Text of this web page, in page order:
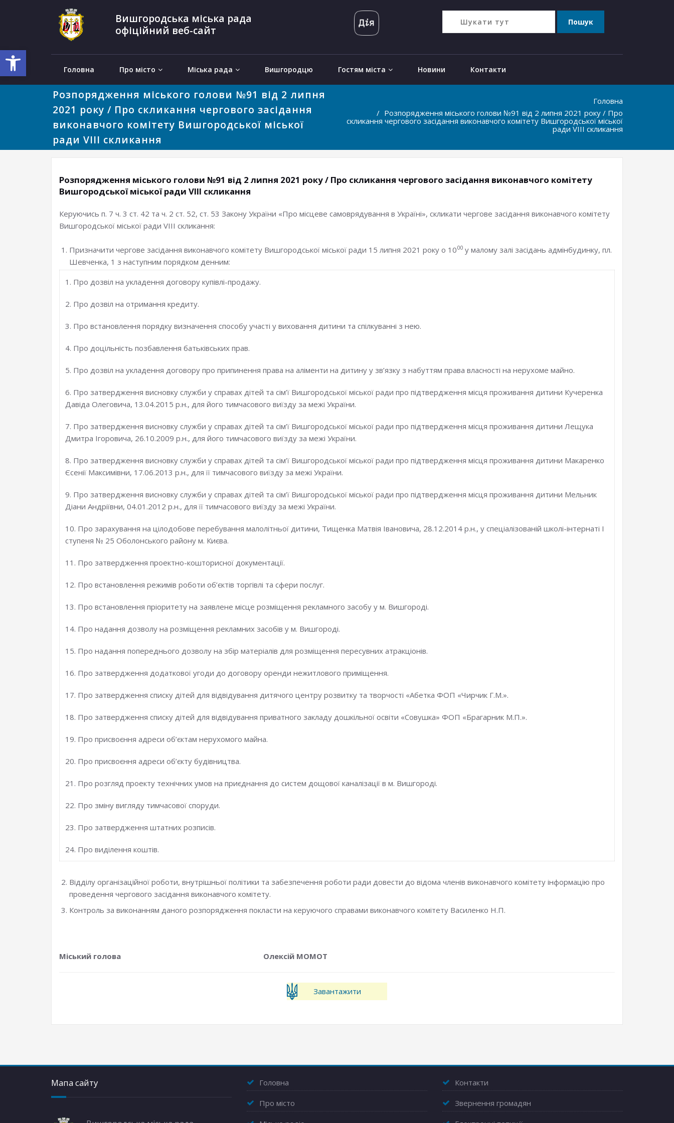
Відкрити Панель інструментів
Вишгородська міська рада
офіційний веб-сайт
Головна Про місто Міська рада Вишгородцю Гостям міста Новини Контакти
Розпорядження міського голови №91 від 2 липня
2021 року / Про скликання чергового засідання
виконавчого комітету Вишгородської міської
ради VIІІ скликання
Головна
Розпорядження міського голови №91 від 2 липня 2021 року / Про
скликання чергового засідання виконавчого комітету Вишгородської міської
ради VIІІ скликання
Розпорядження міського голови №91 від 2 липня 2021 року / Про скликання чергового засідання виконавчого комітету
Вишгородської міської ради VIІІ скликання
Керуючись п. 7 ч. 3 ст. 42 та ч. 2 ст. 52, ст. 53 Закону України «Про місцеве самоврядування в Україні», скликати чергове засідання виконавчого комітету
Вишгородської міської ради VІІІ скликання:
Призначити чергове засідання виконавчого комітету Вишгородської міської ради 15 липня 2021 року о 1000 у малому залі засідань адмінбудинку, пл.
Шевченка, 1 з наступним порядком денним:
1. Про дозвіл на укладення договору купівлі-продажу.
2. Про дозвіл на отримання кредиту.
3. Про встановлення порядку визначення способу участі у виховання дитини та спілкуванні з нею.
4. Про доцільність позбавлення батьківських прав.
5. Про дозвіл на укладення договору про припинення права на аліменти на дитину у зв’язку з набуттям права власності на нерухоме майно.
6. Про затвердження висновку служби у справах дітей та сім’ї Вишгородської міської ради про підтвердження місця проживання дитини Кучеренка
Давіда Олеговича, 13.04.2015 р.н., для його тимчасового виїзду за межі України.
7. Про затвердження висновку служби у справах дітей та сім’ї Вишгородської міської ради про підтвердження місця проживання дитини Лещука
Дмитра Ігоровича, 26.10.2009 р.н., для його тимчасового виїзду за межі України.
8. Про затвердження висновку служби у справах дітей та сім’ї Вишгородської міської ради про підтвердження місця проживання дитини Макаренко
Єсенії Максимівни, 17.06.2013 р.н., для її тимчасового виїзду за межі України.
9. Про затвердження висновку служби у справах дітей та сім’ї Вишгородської міської ради про підтвердження місця проживання дитини Мельник
Діани Андріївни, 04.01.2012 р.н., для її тимчасового виїзду за межі України.
10. Про зарахування на цілодобове перебування малолітньої дитини, Тищенка Матвія Івановича, 28.12.2014 р.н., у спеціалізованій школі-інтернаті І
ступеня № 25 Оболонського району м. Києва.
11. Про затвердження проектно-кошторисної документації.
12. Про встановлення режимів роботи об’єктів торгівлі та сфери послуг.
13. Про встановлення пріоритету на заявлене місце розміщення рекламного засобу у м. Вишгороді.
14. Про надання дозволу на розміщення рекламних засобів у м. Вишгороді.
15. Про надання попереднього дозволу на збір матеріалів для розміщення пересувних атракціонів.
16. Про затвердження додаткової угоди до договору оренди нежитлового приміщення.
17. Про затвердження списку дітей для відвідування дитячого центру розвитку та творчості «Абетка ФОП «Чирчик Г.М.».
18. Про затвердження списку дітей для відвідування приватного закладу дошкільної освіти «Совушка» ФОП «Брагарник М.П.».
19. Про присвоєння адреси об’єктам нерухомого майна.
20. Про присвоєння адреси об’єкту будівництва.
21. Про розгляд проекту технічних умов на приєднання до систем дощової каналізації в м. Вишгороді.
22. Про зміну вигляду тимчасової споруди.
23. Про затвердження штатних розписів.
24. Про виділення коштів.
Відділу організаційної роботи, внутрішньої політики та забезпечення роботи ради довести до відома членів виконавчого комітету інформацію про
проведення чергового засідання виконавчого комітету.
Контроль за виконанням даного розпорядження покласти на керуючого справами виконавчого комітету Василенко Н.П.
Міський голова Олексій МОМОТ
Завантажити
Мапа сайту Головна
Про місто
Контакти
Звернення громадян